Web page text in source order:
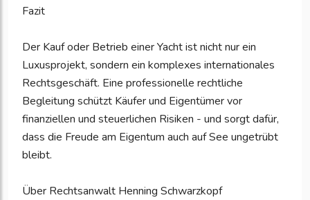
Fazit
Der Kauf oder Betrieb einer Yacht ist nicht nur ein
Luxusprojekt, sondern ein komplexes internationales
Rechtsgeschäft. Eine professionelle rechtliche
Begleitung schützt Käufer und Eigentümer vor
finanziellen und steuerlichen Risiken - und sorgt dafür,
dass die Freude am Eigentum auch auf See ungetrübt
bleibt.
Über Rechtsanwalt Henning Schwarzkopf